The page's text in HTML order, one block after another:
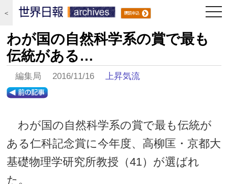
＜
わが国の自然科学系の賞で最も
伝統がある…
編集局 2016/11/16上昇気流
わが国の自然科学系の賞で最も伝統が
ある仁科記念賞に今年度、高柳匡・京都大
基礎物理学研究所教授（41）が選ばれ
た。